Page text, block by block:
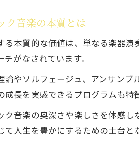
クラシック音
鎌倉市でクラ
クラシック音
クラシック音
自分に最適なクラ
クラシック音
自分に合うク
ク音楽の本質とは
る本質的な価値は、単なる楽器
がなされています。
やソルフェージュ、アンサン
長を実感できるプログラムも特
ク音楽の奥深さや楽しさを体感
人生を豊かにするための土台と